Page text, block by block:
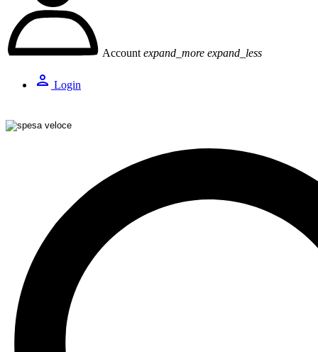
Account expand_more expand_less
person Login